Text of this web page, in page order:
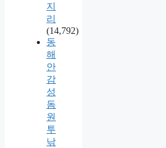
지
리
(14,792)
동
해
안
감
성
돔
원
투
낚